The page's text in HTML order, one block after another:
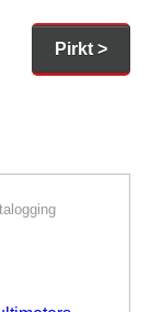
Pirkt >